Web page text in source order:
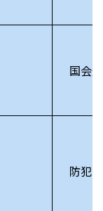
国会
防犯